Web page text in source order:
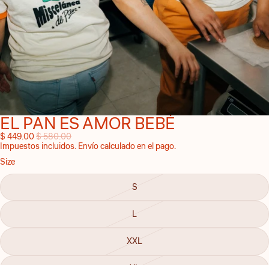
EL PAN ES AMOR BEBÉ
$ 449.00$ 580.00
Impuestos incluidos. Envío calculado en el pago.
Size
S
L
XXL